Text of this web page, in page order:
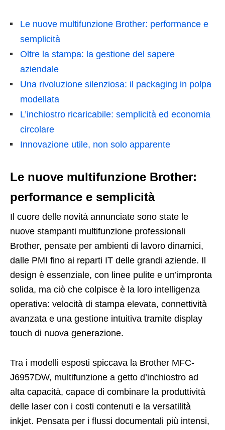
Le nuove multifunzione Brother: performance e
semplicità
Oltre la stampa: la gestione del sapere
aziendale
Una rivoluzione silenziosa: il packaging in polpa
modellata
L’inchiostro ricaricabile: semplicità ed economia
circolare
Innovazione utile, non solo apparente
Le nuove multifunzione Brother:
performance e semplicità
Il cuore delle novità annunciate sono state le
nuove stampanti multifunzione professionali
Brother, pensate per ambienti di lavoro dinamici,
dalle PMI fino ai reparti IT delle grandi aziende. Il
design è essenziale, con linee pulite e un’impronta
solida, ma ciò che colpisce è la loro intelligenza
operativa: velocità di stampa elevata, connettività
avanzata e una gestione intuitiva tramite display
touch di nuova generazione.
Tra i modelli esposti spiccava la Brother MFC-
J6957DW, multifunzione a getto d’inchiostro ad
alta capacità, capace di combinare la produttività
delle laser con i costi contenuti e la versatilità
inkjet. Pensata per i flussi documentali più intensi,